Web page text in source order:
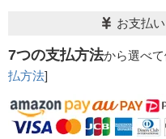
お支払
7つの支払方法から選べ
払方法]